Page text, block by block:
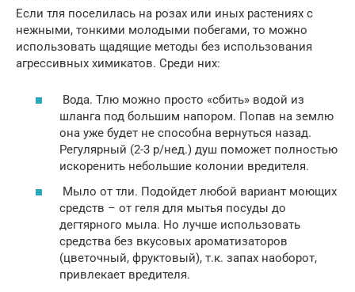
Если тля поселилась на розах или иных растениях с
нежными, тонкими молодыми побегами, то можно
использовать щадящие методы без использования
агрессивных химикатов. Среди них:
Вода. Тлю можно просто «сбить» водой из
шланга под большим напором. Попав на землю
она уже будет не способна вернуться назад.
Регулярный (2-3 р/нед.) душ поможет полностью
искоренить небольшие колонии вредителя.
Мыло от тли. Подойдет любой вариант моющих
средств – от геля для мытья посуды до
дегтярного мыла. Но лучше использовать
средства без вкусовых ароматизаторов
(цветочный, фруктовый), т.к. запах наоборот,
привлекает вредителя.